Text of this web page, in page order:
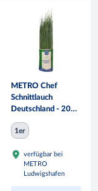
METRO Chef
Schnittlauch
Deutschland - 200
g Packung
1er
verfügbar bei
METRO
Ludwigshafen